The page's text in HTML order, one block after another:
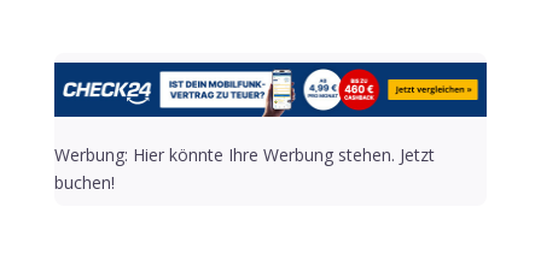
Werbung: Hier könnte Ihre Werbung stehen. Jetzt
buchen!